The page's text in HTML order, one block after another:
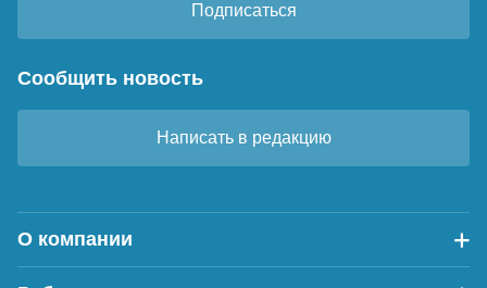
Подписаться
Сообщить новость
Написать в редакцию
О компании